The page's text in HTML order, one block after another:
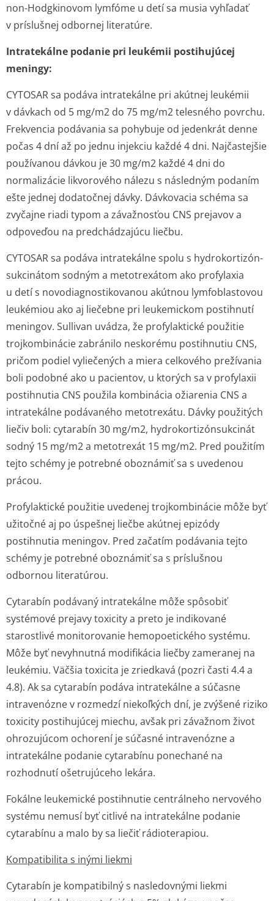
non-Hodgkinovom lymfóme u detí sa musia vyhľadať
v príslušnej odbornej literatúre.
Intratekálne podanie pri leukémii postihujúcej
meningy:
CYTOSAR sa podáva intratekálne pri akútnej leukémii
v dávkach od 5 mg/m2 do 75 mg/m2telesného povrchu.
Frekvencia podávania sa pohybuje od jedenkrát denne
počas 4 dní až po jednu injekciu každé 4 dni. Najčastejšie
používanou dávkou je 30 mg/m2 každé 4 dni do
normalizácie likvorového nálezu s následným podaním
ešte jednej dodatočnej dávky. Dávkovacia schéma sa
zvyčajne riadi typom a závažnosťou CNS prejavov a
odpoveďou na predchádzajúcu liečbu.
CYTOSAR sa podáva intratekálne spolu s hydrokortizón­
sukcinátom sodným a metotrexátom ako profylaxia
u detí s novodiagnos­tikovanou akútnou lymfoblastovou
leukémiou ako aj liečebne pri leukemickom postihnutí
meningov. Sullivan uvádza, že profylaktické použitie
trojkombinácie zabránilo neskorému postihnutiu CNS,
pričom podiel vyliečených a miera celkového prežívania
boli podobné ako u pacientov, u ktorých sa v profylaxii
postihnutia CNS použila kombinácia ožiarenia CNS a
intratekálne podávaného metotrexátu. Dávky použitých
liečiv boli: cytarabín 30 mg/m2, hydrokortizón­sukcinát
sodný 15 mg/m2a metotrexát 15 mg/m2. Pred použitím
tejto schémy je potrebné oboznámiť sa s uvedenou
prácou.
Profylaktické použitie uvedenej trojkombinácie môže byť
užitočné aj po úspešnej liečbe akútnej epizódy
postihnutia meningov. Pred začatím podávania tejto
schémy je potrebné oboznámiť sa s príslušnou
odbornou literatúrou.
Cytarabín podávaný intratekálne môže spôsobiť
systémové prejavy toxicity a preto je indikované
starostlivé monitorovanie hemopoetického systému.
Môže byť nevyhnutná modifikácia liečby zameranej na
leukémiu. Väčšia toxicita je zriedkavá (pozri časti 4.4 a
4.8). Ak sa cytarabín podáva intratekálne a súčasne
intravenózne v rozmedzí niekoľkých dní, je zvýšené riziko
toxicity postihujúcej miechu, avšak pri závažnom život
ohrozujúcom ochorení je súčasné intravenózne a
intratekálne podanie cytarabínu ponechané na
rozhodnutí ošetrujúceho lekára.
Fokálne leukemické postihnutie centrálneho nervového
systému nemusí byť citlivé na intratekálne podanie
cytarabínu a malo by sa liečiť rádioterapiou.
Kompatibilita s inými liekmi
Cytarabín je kompatibilný s nasledovnými liekmi